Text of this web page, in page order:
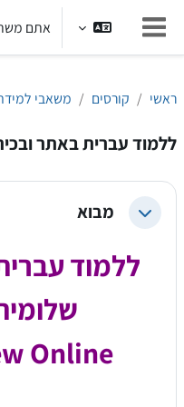
חלון סקירה צדדי
אתם
ראשי קורסים משאבי
ללמוד עברית באתר
צמצום מבוא
ללמוד
Online